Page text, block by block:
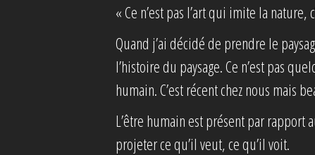
« Ce n’est pas l’art qui imite la
Quand j’ai décidé de prendre le
l’histoire du paysage. Ce n’est pas
humain. C’est récent chez nous mais
L’être humain est présent par rapport
projeter ce qu’il veut, ce qu’il voit.